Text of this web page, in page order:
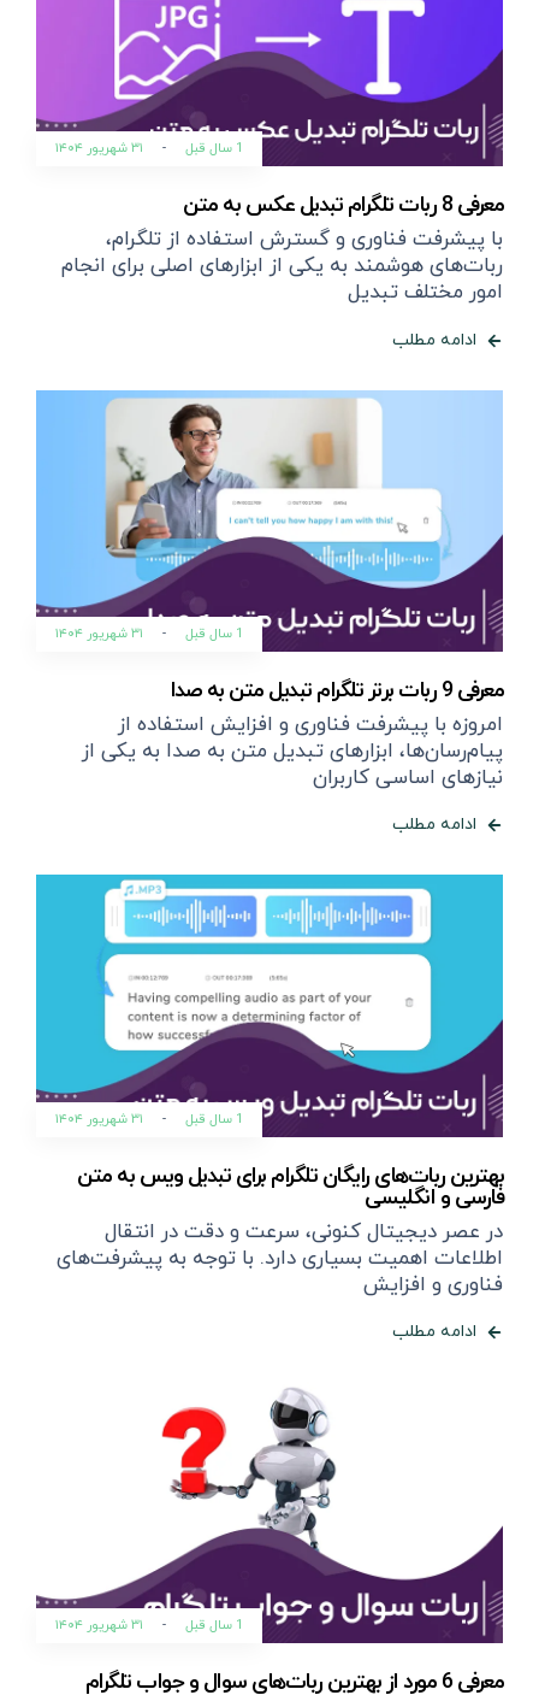
1 سال قبل - ۳۱ شهریور ۱۴۰۴
معرفی 8 ربات تلگرام تبدیل عکس به متن
با پیشرفت فناوری و گسترش استفاده از تلگرام،
ربات‌های هوشمند به یکی از ابزارهای اصلی برای انجام
امور مختلف تبدیل
ادامه مطلب
1 سال قبل - ۳۱ شهریور ۱۴۰۴
معرفی 9 ربات‌ برتر تلگرام تبدیل متن به صدا
امروزه با پیشرفت فناوری و افزایش استفاده از
پیام‌رسان‌ها، ابزارهای تبدیل متن به صدا به یکی از
نیازهای اساسی کاربران
ادامه مطلب
1 سال قبل - ۳۱ شهریور ۱۴۰۴
بهترین ربات‌های رایگان تلگرام برای تبدیل ویس به متن
فارسی و انگلیسی
در عصر دیجیتال کنونی، سرعت و دقت در انتقال
اطلاعات اهمیت بسیاری دارد. با توجه به پیشرفت‌های
فناوری و افزایش
ادامه مطلب
1 سال قبل - ۳۱ شهریور ۱۴۰۴
معرفی 6 مورد از بهترین ربات‌های سوال و جواب تلگرام